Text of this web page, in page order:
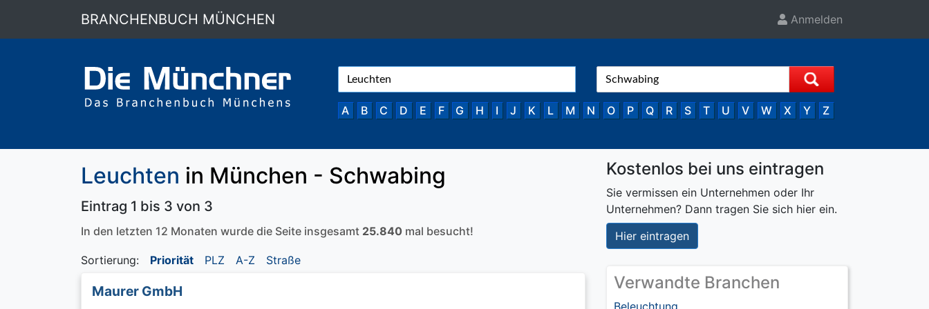
BRANCHENBUCH MÜNCHEN Anmelden
A B C D E F G H I J K L M N O P Q R S T U V W X Y Z
Leuchten in München - Schwabing
Eintrag 1 bis 3 von 3
In den letzten 12 Monaten wurde die Seite insgesamt 25.840 mal besucht!
Sortierung: Priorität PLZ A-Z Straße
Maurer GmbH
Kostenlos bei uns eintragen
Sie vermissen ein Unternehmen oder Ihr
Unternehmen? Dann tragen Sie sich hier ein.
Hier eintragen
Verwandte Branchen
Beleuchtung